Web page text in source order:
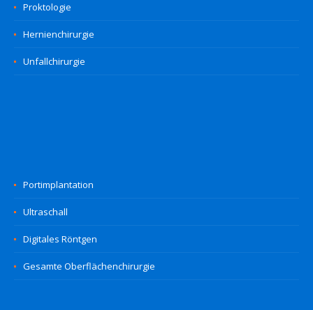
Proktologie
Hernienchirurgie
Unfallchirurgie
Portimplantation
Ultraschall
Digitales Röntgen
Gesamte Oberflächenchirurgie